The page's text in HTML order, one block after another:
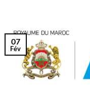
07
Fév